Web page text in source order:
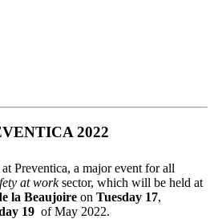
2022
at Preventica, a major event for all
at worksector, which will be held at
la Beaujoire on Tuesday 17,
19 of May 2022.